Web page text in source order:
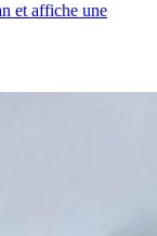
et affiche une